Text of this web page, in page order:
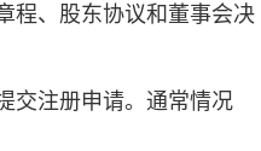
程、股东协议和董事会决
交注册申请。通常情况